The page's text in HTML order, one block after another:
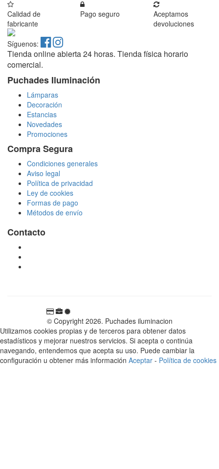
Calidad de
fabricante
Pago seguro
Aceptamos
devoluciones
Síguenos:
Tienda online abierta 24 horas. Tienda física horario
comercial.
Puchades Iluminación
Lámparas
Decoración
Estancias
Novedades
Promociones
Compra Segura
Condiciones generales
Aviso legal
Política de privacidad
Ley de cookies
Formas de pago
Métodos de envío
Contacto
© Copyright 2026. Puchades iluminacion
Utilizamos cookies propias y de terceros para obtener datos
estadísticos y mejorar nuestros servicios. Si acepta o continúa
navegando, entendemos que acepta su uso. Puede cambiar la
configuración u obtener más información Aceptar - Política de cookies